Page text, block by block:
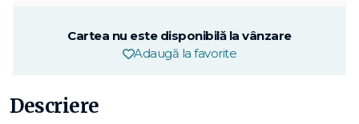
Cartea nu este disponibilă la vânzare
Adaugă la favorite
Descriere